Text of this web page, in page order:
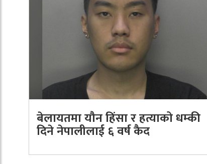
बेलायतमा यौन हिंसा र हत्याको धम्की
दिने नेपालीलाई ६ वर्ष कैद